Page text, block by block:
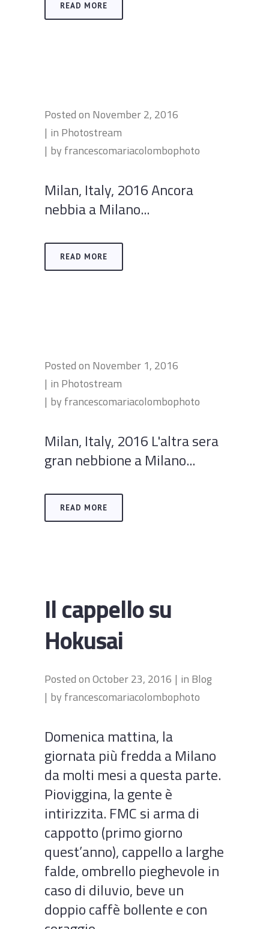
READ MORE
Posted on November 2, 2016
in Photostream
by francescomariacolombophoto
Milan, Italy, 2016 Ancora
nebbia a Milano...
READ MORE
Posted on November 1, 2016
in Photostream
by francescomariacolombophoto
Milan, Italy, 2016 L'altra sera
gran nebbione a Milano...
READ MORE
Il cappello su
Hokusai
Posted onOctober 23, 2016 in Blog
by francescomariacolombophoto
Domenica mattina, la
giornata più fredda a Milano
da molti mesi a questa parte.
Pioviggina, la gente è
intirizzita. FMC si arma di
cappotto (primo giorno
quest’anno), cappello a larghe
falde, ombrello pieghevole in
caso di diluvio, beve un
doppio caffè bollente e con